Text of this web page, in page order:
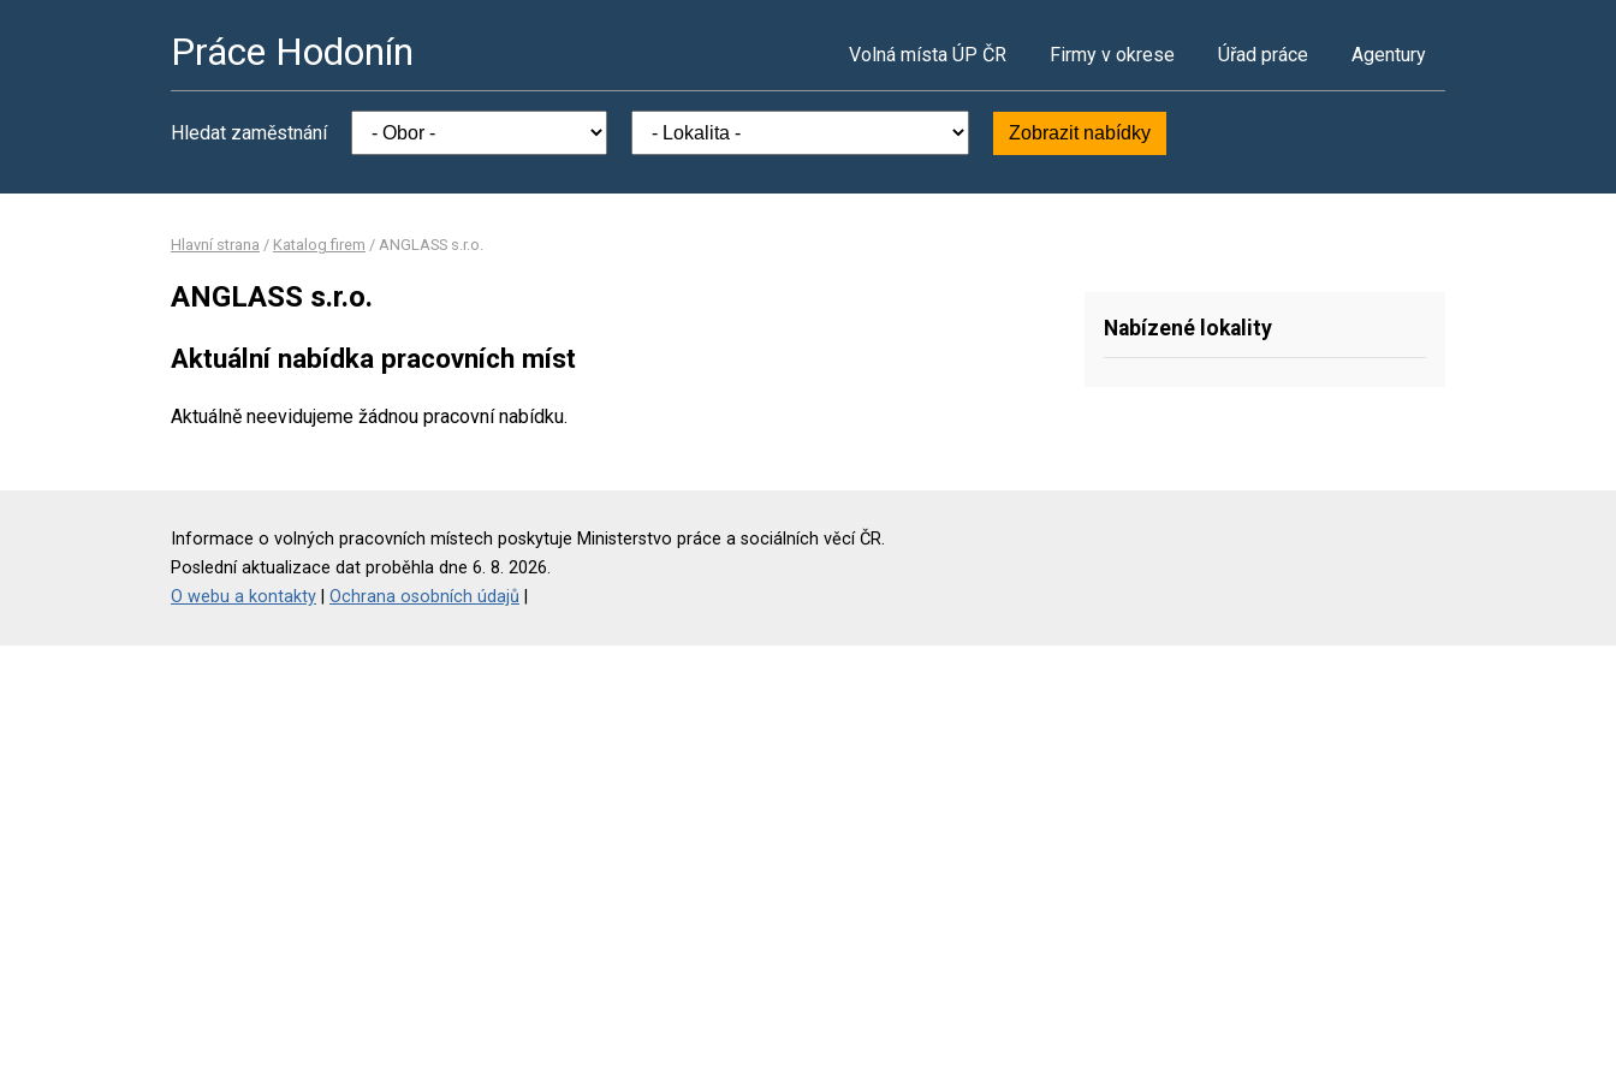
Práce Hodonín Volná místa ÚP ČR Firmy v okrese Úřad práce Agentury
Hledat zaměstnání Zobrazit nabídky
Hlavní strana / Katalog firem / ANGLASS s.r.o.
ANGLASS s.r.o.
Aktuální nabídka pracovních míst
Aktuálně neevidujeme žádnou pracovní nabídku.
Nabízené lokality
Informace o volných pracovních místech poskytuje Ministerstvo práce a sociálních věcí ČR.
Poslední aktualizace dat proběhla dne 6. 8. 2026.
O webu a kontakty
Ochrana osobních údajů